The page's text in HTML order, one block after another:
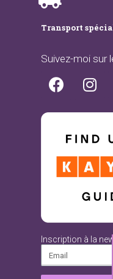
Transport
Suivez-moi sur
Inscription à la